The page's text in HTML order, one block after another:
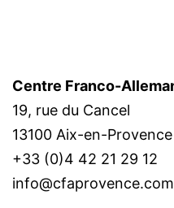
Centre Franco-
19, rue du Cancel
13100 Aix-en-Provence
+33 (0)4 42 21 29 12
info@cfaprovence.com